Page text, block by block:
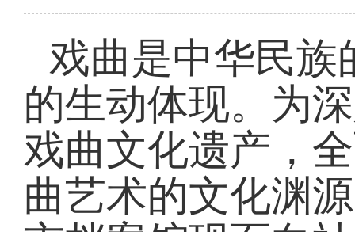
戏曲是中华民族
的生动体现。为
戏曲文化遗产，
曲艺术的文化渊